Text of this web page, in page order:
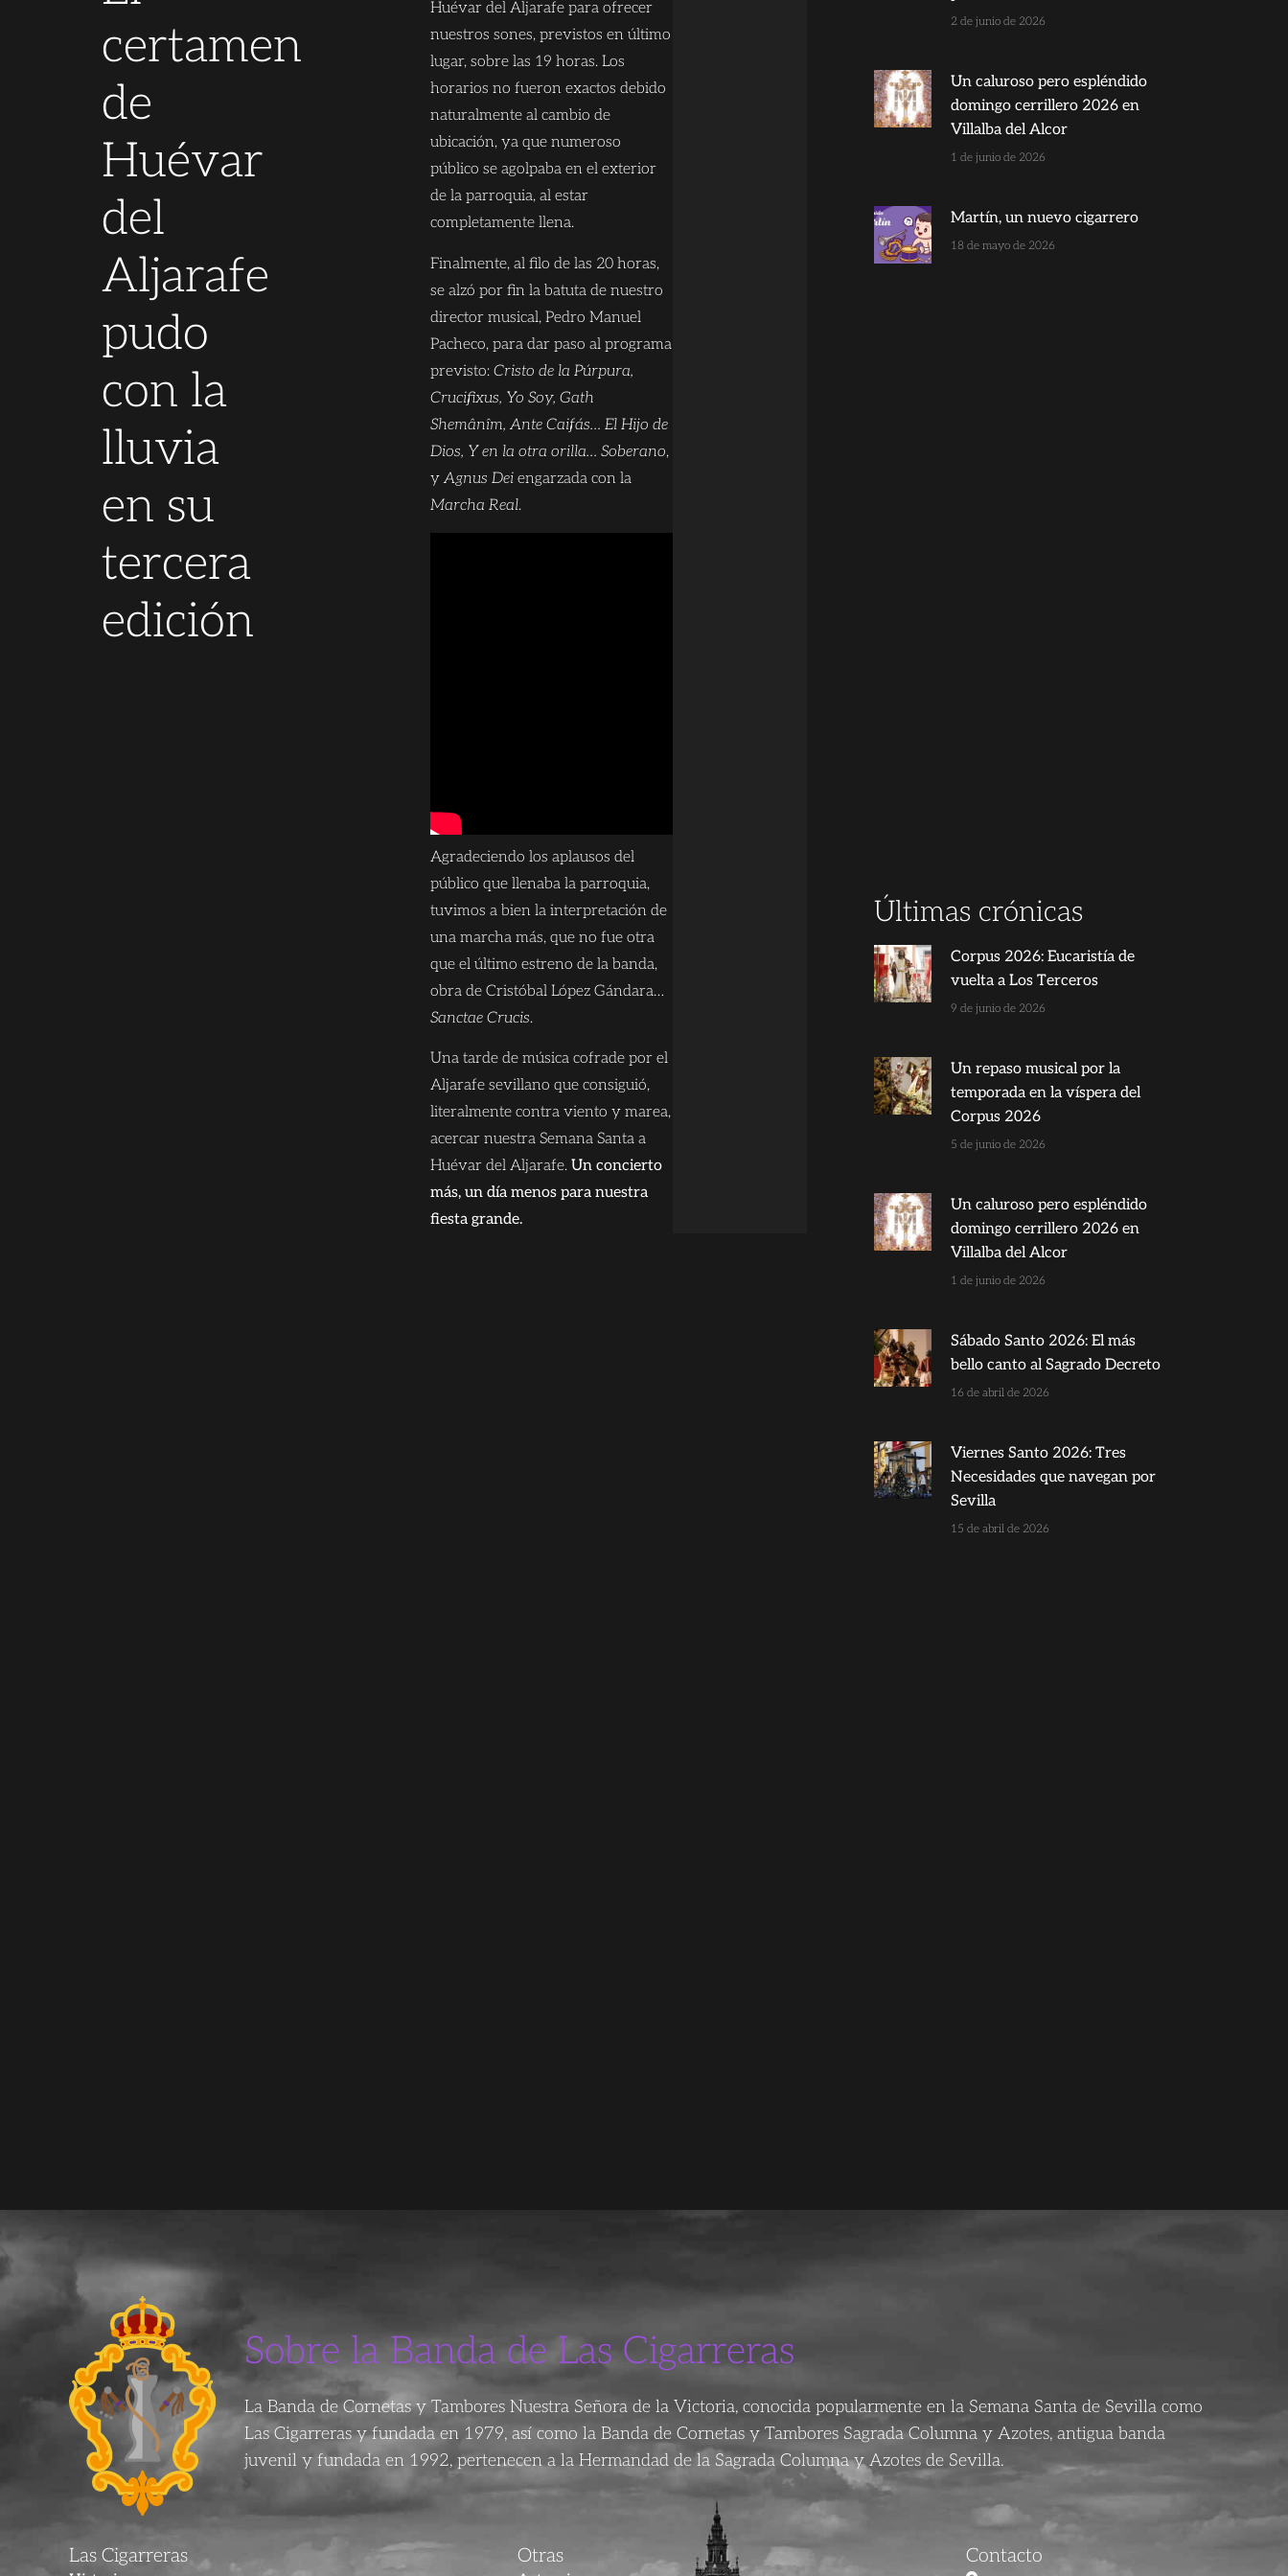
certamen
de
Huévar
del
Aljarafe
pudo
con la
lluvia
en su
tercera
edición
Huévar del Aljarafe para ofrecer
nuestros sones, previstos en último
lugar, sobre las 19 horas. Los
horarios no fueron exactos debido
naturalmente al cambio de
ubicación, ya que numeroso
público se agolpaba en el exterior
de la parroquia, al estar
completamente llena.
Finalmente, al filo de las 20 horas,
se alzó por fin la batuta de nuestro
director musical, Pedro Manuel
Pacheco, para dar paso al programa
previsto: Cristo de la Púrpura,
Crucifixus, Yo Soy, Gath
Shemânîm, Ante Caifás… El Hijo de
Dios, Y en la otra orilla… Soberano,
yAgnus Deiengarzada con la
Marcha Real.
Agradeciendo los aplausos del
público que llenaba la parroquia,
tuvimos a bien la interpretación de
una marcha más, que no fue otra
que el último estreno de la banda,
obra de Cristóbal López Gándara…
Sanctae Crucis.
Una tarde de música cofrade por el
Aljarafe sevillano que consiguió,
literalmente contra viento y marea,
acercar nuestra Semana Santa a
Huévar del Aljarafe. Un concierto
más, un día menos para nuestra
fiesta grande.
2 de junio de 2026
Un caluroso pero espléndido
domingo cerrillero 2026 en
Villalba del Alcor
1 de junio de 2026
Martín, un nuevo cigarrero
18 de mayo de 2026
Últimas crónicas
Corpus 2026: Eucaristía de
vuelta a Los Terceros
9 de junio de 2026
Un repaso musical por la
temporada en la víspera del
Corpus 2026
5 de junio de 2026
Un caluroso pero espléndido
domingo cerrillero 2026 en
Villalba del Alcor
1 de junio de 2026
Sábado Santo 2026: El más
bello canto al Sagrado Decreto
16 de abril de 2026
Viernes Santo 2026: Tres
Necesidades que navegan por
Sevilla
15 de abril de 2026
Sobre la Banda de Las Cigarreras
La Banda de Cornetas y Tambores Nuestra Señora de la Victoria, conocida popularmente en la Semana Santa de Sevilla como
Las Cigarreras y fundada en 1979, así como la Banda de Cornetas y Tambores Sagrada Columna y Azotes, antigua banda
juvenil y fundada en 1992, pertenecen a la Hermandad de la Sagrada Columna y Azotes de Sevilla.
Las Cigarreras Otras Contacto